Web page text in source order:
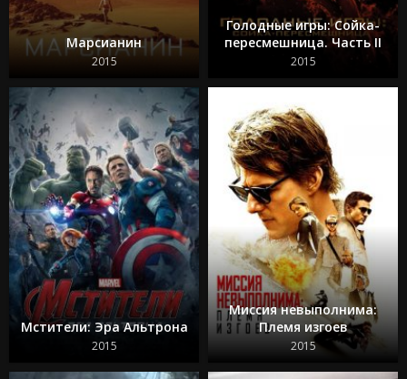
Марсианин
2015
Голодные игры: Сойка-
пересмешница. Часть II
2015
Мстители: Эра Альтрона
2015
Миссия невыполнима:
Племя изгоев
2015